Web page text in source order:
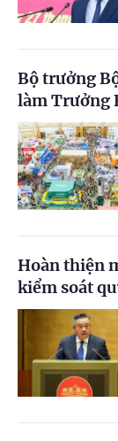
Bộ trưởng
làm Trưởng
Hoàn thiện
kiểm soát